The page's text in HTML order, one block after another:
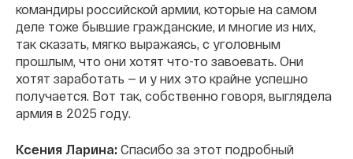
командиры российской армии, которые на самом
деле тоже бывшие гражданские, и многие из них,
так сказать, мягко выражаясь, с уголовным
прошлым, что они хотят что-то завоевать. Они
хотят заработать — и у них это крайне успешно
получается. Вот так, собственно говоря, выглядела
армия в 2025 году.
Ксения Ларина: Спасибо за этот подробный